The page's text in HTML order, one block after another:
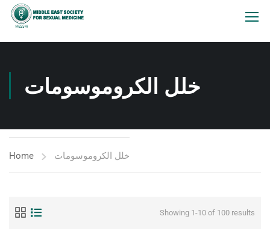
خلل الكروموسومات
Home خلل الكروموسومات
Showing 1-10 of 100 results